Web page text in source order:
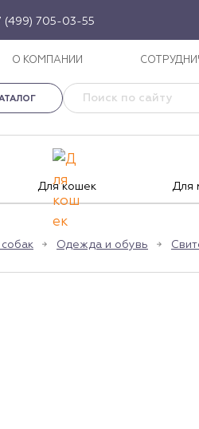
(499) 705-03-55
О КОМПАНИИ
Для кошек Для
Одежда и обувь